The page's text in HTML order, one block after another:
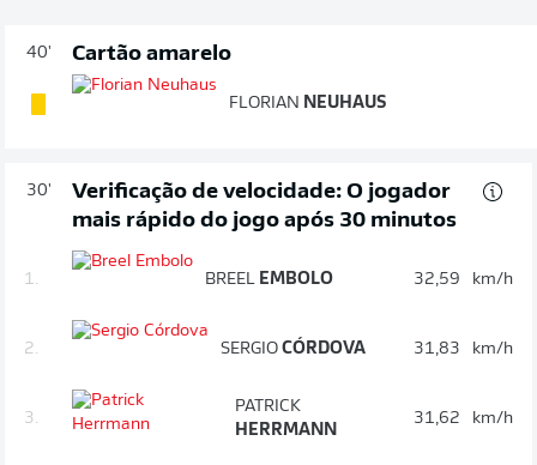
40' Cartão amarelo
FLORIAN NEUHAUS
30'
Verificação de velocidade: O jogador
mais rápido do jogo após 30 minutos
1. BREEL EMBOLO 32,59 km/h
2. SERGIO CÓRDOVA 31,83 km/h
3.
PATRICK
HERRMANN
31,62 km/h